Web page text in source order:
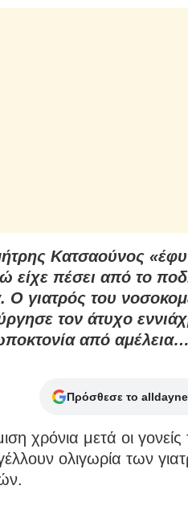
Κατσαούνος
είχε πέσει από το
Ο γιατρός του
τον άτυχο
από αμέλεια…
Πρόσθεσε το
χρόνια μετά οι
ολιγωρία των